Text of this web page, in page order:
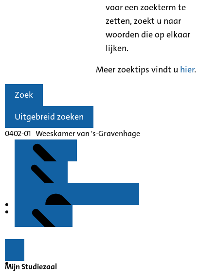
voor een zoekterm te
zetten, zoekt u naar
woorden die op elkaar
lijken.
Meer zoektips vindt u hier.
Zoek
Uitgebreid zoeken
0402-01 Weeskamer van 's-Gravenhage
Kenmerken
Inleiding
Inventaris
Mijn Studiezaal